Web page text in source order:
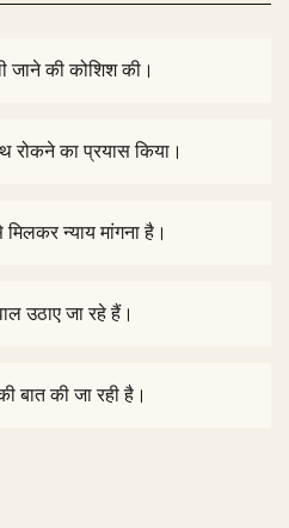
जाने की कोशिश की।
रोकने का प्रयास किया।
मिलकर न्याय मांगना है।
उठाए जा रहे हैं।
बात की जा रही है।